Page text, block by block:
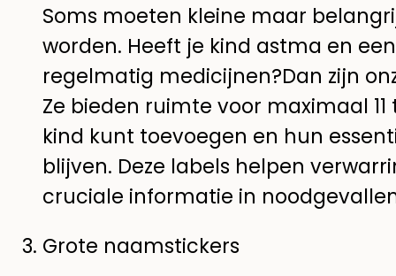
Soms moeten kleine maar
worden. Heeft je kind astma en
regelmatig medicijnen?Dan zijn
Ze bieden ruimte voor maximaal
kind kunt toevoegen en hun
blijven. Deze labels helpen
cruciale informatie in
Grote naamstickers